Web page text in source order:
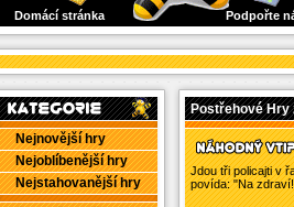
Domácí stránka Podpořte
Nejnovější hry
Nejoblíbenější hry
Nejstahovanější hry
Postřehové Hry
Jdou tři policajti v
povída: "Na